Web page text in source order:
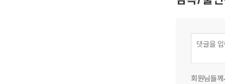
회원님들